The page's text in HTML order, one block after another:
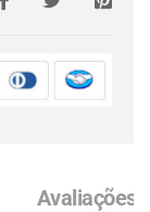
Avaliações